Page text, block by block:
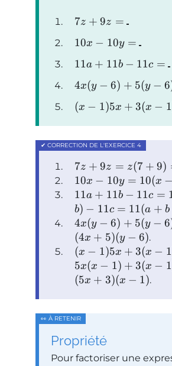
7z + 9z =
10x − 10y =
11a + 11b − 11c =
4x(y − 6) + 5(y − 6
(x − 1)5x + 3(x − 1
7z + 9z = z(7 + 9)
10x − 10y = 10(x −
11a + 11b − 11c =
b) − 11c = 11(a + b
4x(y − 6) + 5(y − 6
(4x + 5)(y − 6).
(x − 1)5x + 3(x − 1
5x(x − 1) + 3(x − 1
(5x + 3)(x − 1).
Propriété
Pour factoriser une